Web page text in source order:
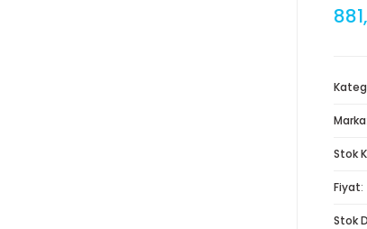
Marka
Stok
Fiyat
Stok